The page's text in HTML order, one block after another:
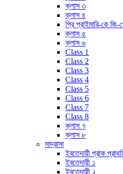
ক্লাস ৩
ক্লাস ৪
প্রি প্রাইমারি-কে জি-
ক্লাস ৫
ক্লাস ৬
Class 1
Class 2
Class 3
Class 4
Class 5
Class 6
Class 7
Class 8
ক্লাস ৭
ক্লাস ৮
মাদ্রাসা
ইবতেদায়ী প্রাক
ইবতেদায়ী ১
ইবতেদায়ী ২